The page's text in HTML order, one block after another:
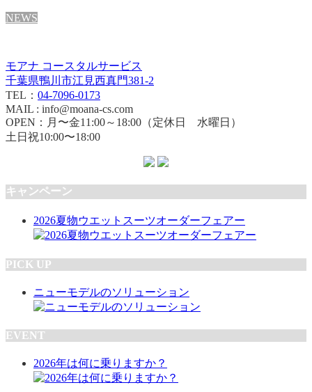
NEWS
モアナ コースタルサービス
千葉県鴨川市江見西真門381-2
TEL： 04-7096-0173
MAIL : info@moana-cs.com
OPEN：月〜金11:00～18:00（定休日 水曜日）
土日祝10:00〜18:00
キャンペーン
2026夏物ウエットスーツオーダーフェアー
PICK UP
ニューモデルのソリューション
EVENT
2026年は何に乗りますか？